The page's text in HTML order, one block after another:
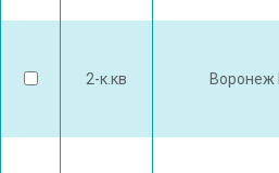
2-к.кв Воронеж